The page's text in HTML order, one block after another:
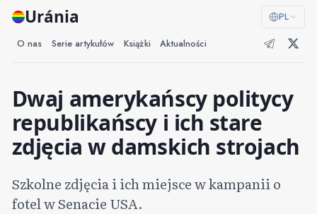
Uránia PL
O nas Serie artykułów Książki Aktualności
Dwaj amerykańscy politycy
republikańscy i ich stare
zdjęcia w damskich strojach
Szkolne zdjęcia i ich miejsce w kampanii o
fotel w Senacie USA.